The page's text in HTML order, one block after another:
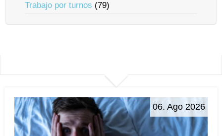
Trabajo por turnos (79)
06. Ago 2026